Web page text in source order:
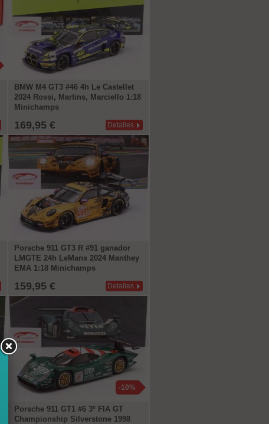
BMW M4 GT3 #46 4h Le Castellet
2024 Rossi, Martins, Marciello 1:18
Minichamps
169,95 € Detalles
Porsche 911 GT3 R #91 ganador
LMGTE 24h LeMans 2024 Manthey
EMA 1:18 Minichamps
159,95 € Detalles
-10%
Porsche 911 GT1 #6 3º FIA GT
Championship Silverstone 1998